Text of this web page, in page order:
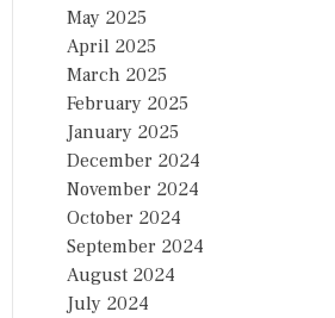
May 2025
April 2025
March 2025
February 2025
January 2025
December 2024
November 2024
October 2024
September 2024
August 2024
July 2024